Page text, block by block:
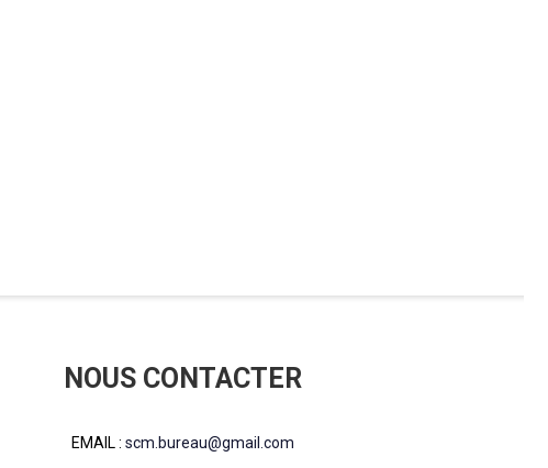
NOUS CONTACTER
EMAIL : scm.bureau@gmail.com